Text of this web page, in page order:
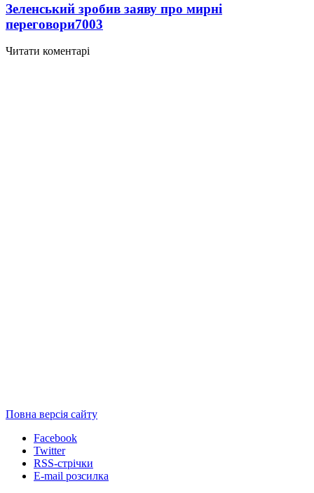
Зеленський зробив заяву про мирні
переговори7003
Читати коментарі
Повна версія сайту
Facebook
Twitter
RSS-стрічки
E-mail розсилка